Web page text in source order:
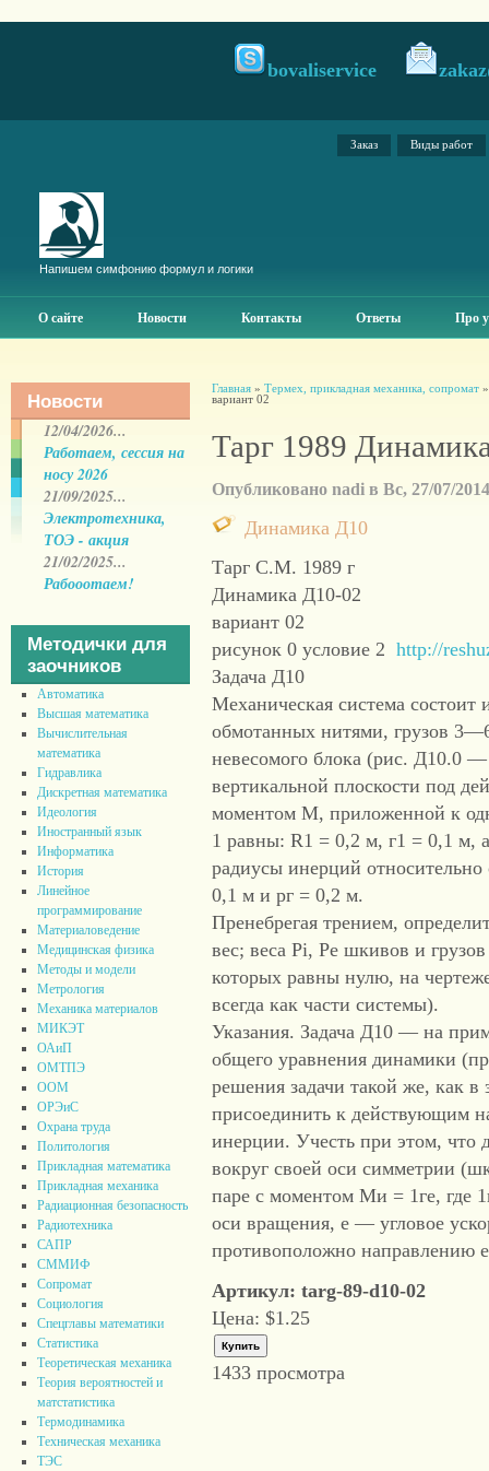
bovaliservice
Заказ Виды работ
Напишем симфонию формул и логики
О сайте Новости Контакты Ответы Про
Новости
12/04/2026...
Работаем, сессия на
носу 2026
21/09/2025...
Электротехника,
ТОЭ - акция
21/02/2025...
Рабооотаем!
Методички для
заочников
Автоматика
Высшая математика
Вычислительная
математика
Гидравлика
Дискретная математика
Идеология
Иностранный язык
Информатика
История
Линейное
программирование
Материаловедение
Медицинская физика
Методы и модели
Метрология
Механика материалов
МИКЭТ
ОАиП
ОМТПЭ
ООМ
ОРЭиС
Охрана труда
Политология
Прикладная математика
Прикладная механика
Радиационная безопасность
Радиотехника
САПР
СММИФ
Сопромат
Социология
Спецглавы математики
Статистика
Теоретическая механика
Теория вероятностей и
матстатистика
Термодинамика
Техническая механика
ТЭС
Главная» Термех, прикладная механика, сопромат
вариант 02
Тарг 1989
Опубликовано nadi в Вс, 27/07/
Динамика Д10
Тарг С.М. 1989 г
Динамика Д10-02
вариант 02
рисунок 0 условие 2 http://
Задача Д10
Механическая система
обмотанных нитями, грузов
невесомого блока (рис. Д10.0
вертикальной плоскости под
моментом М, приложенной к
1 равны: R1 = 0,2 м, г1 = 0,1
радиусы инерций
0,1 м и рг = 0,2 м.
Пренебрегая трением,
вес; веса Pi, Ре шкивов и
которых равны нулю, на
всегда как части системы).
Указания. Задача Д10 — на
общего уравнения динамики
решения задачи такой же, как в
присоединить к действующим
инерции. Учесть при этом, что
вокруг своей оси симметрии
паре с моментом Ми = 1ге, где
оси вращения, е — угловое
противоположно направлению
Артикул: targ-89-d10-02
Цена: $1.25
1433 просмотра